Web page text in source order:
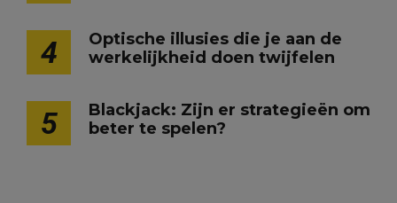
4
Optische illusies die je aan de
werkelijkheid doen twijfelen
5
Blackjack: Zijn er strategieën om
beter te spelen?